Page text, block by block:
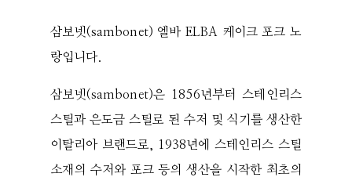
삼보넷(sambonet) 엘바 ELBA 케이크 포크 노
랑입니다.
삼보넷(sambonet)은 1856년부터 스테인리스
스틸과 은도금 스틸로 된 수저 및 식기를 생산한
이탈리아 브랜드로, 1938년에 스테인리스 스틸
소재의 수저와 포크 등의 생산을 시작한 최초의